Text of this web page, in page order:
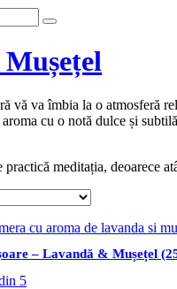
Mușețel
vă va îmbia la o atmosferă
cu o notă dulce și
practică meditația, deoarece
– Lavandă & Mușețel
5